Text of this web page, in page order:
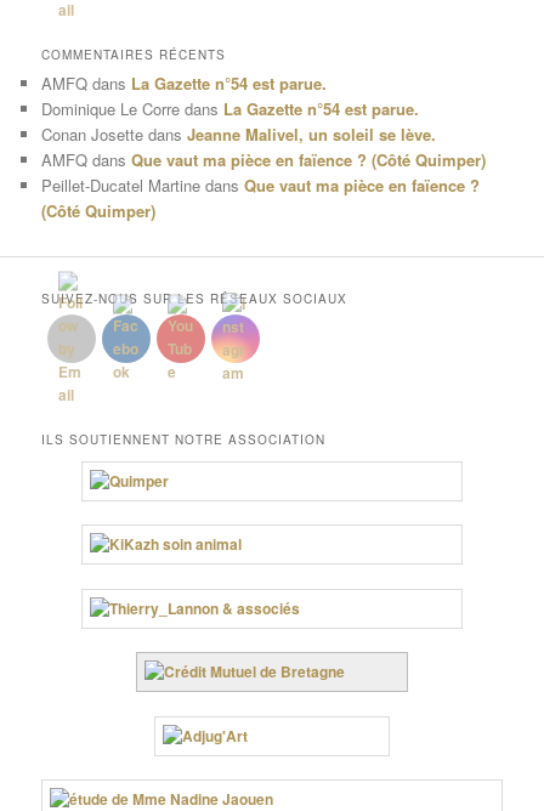
COMMENTAIRES RÉCENTS
AMFQ dans La Gazette n°54 est parue.
Dominique Le Corre dans La Gazette n°54 est parue.
Conan Josette dansJeanne Malivel, un soleil se lève.
AMFQ dansQue vaut ma pièce en faïence ? (Côté Quimper)
Peillet-Ducatel Martine dansQue vaut ma pièce en faïence ?
(Côté Quimper)
SUIVEZ-NOUS SUR LES RÉSEAUX SOCIAUX
ILS SOUTIENNENT NOTRE ASSOCIATION